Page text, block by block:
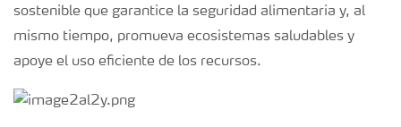
sostenible que garantice la seguridad alimentaria y, al
mismo tiempo, promueva ecosistemas saludables y
apoye el uso eficiente de los recursos.